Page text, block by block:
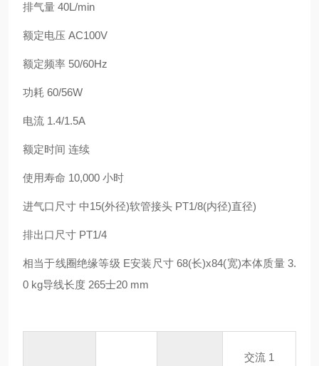
排气量 40L/min
额定电压 AC100V
额定频率 50/60Hz
功耗 60/56W
电流 1.4/1.5A
额定时间 连续
使用寿命 10,000 小时
进气口尺寸 中15(外径)软管接头 PT1/8(内径)直径)
排出口尺寸 PT1/4
相当于线圈绝缘等级 E安装尺寸 68(长)x84(宽)本体质量 3.
0 kg导线长度 265士20 mm
交流 1